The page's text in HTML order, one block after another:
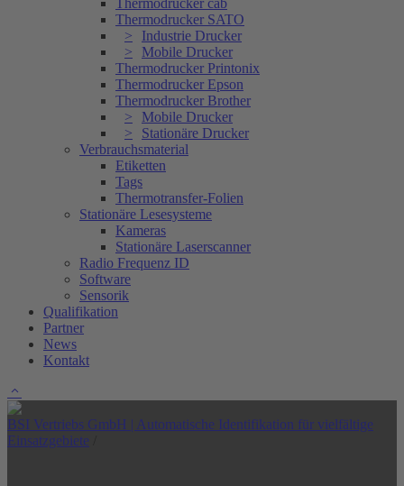
Thermodrucker cab
Thermodrucker SATO
Industrie Drucker
Mobile Drucker
Thermodrucker Printonix
Thermodrucker Epson
Thermodrucker Brother
Mobile Drucker
Stationäre Drucker
Verbrauchsmaterial
Etiketten
Tags
Thermotransfer-Folien
Stationäre Lesesysteme
Kameras
Stationäre Laserscanner
Radio Frequenz ID
Software
Sensorik
Qualifikation
Partner
News
Kontakt
BSI Vertriebs GmbH | Automatische Identifikation für vielfältige
Einsatzgebiete